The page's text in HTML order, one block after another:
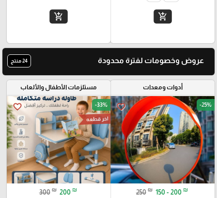
add_shopping_cart
add_shopping_cart
عروض وخصومات لفترة محدودة 24 منتج
أدوات ومعدات
favorite_border -25%
250 ₪ 150 - 200 ₪
مستلزمات الأطفال والألعاب
favorite_border -33%
اخر قطعه
300 ₪ 200 ₪